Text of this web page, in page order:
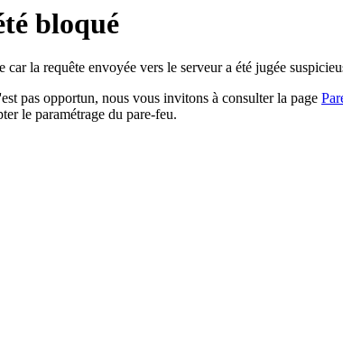
bloqué
la requête envoyée vers le serveur a été jugée
pas opportun, nous vous invitons à consulter la page
le paramétrage du pare-feu.